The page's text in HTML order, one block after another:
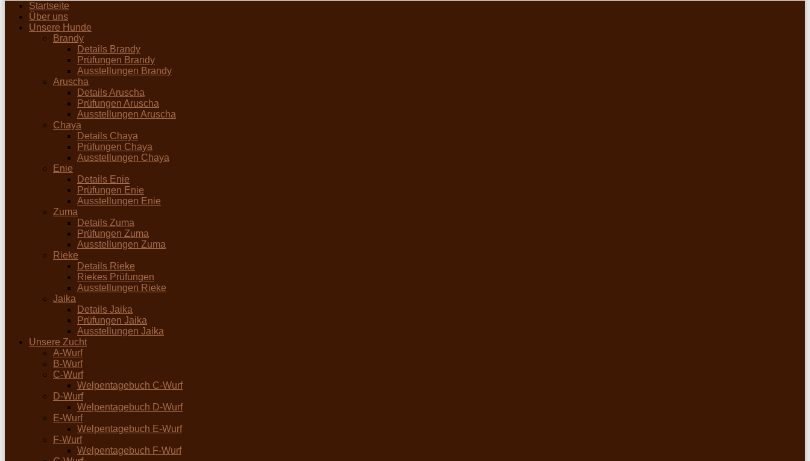
Startseite
Über uns
Unsere Hunde
Brandy
Details Brandy
Prüfungen Brandy
Ausstellungen Brandy
Aruscha
Details Aruscha
Prüfungen Aruscha
Ausstellungen Aruscha
Chaya
Details Chaya
Prüfungen Chaya
Ausstellungen Chaya
Enie
Details Enie
Prüfungen Enie
Ausstellungen Enie
Zuma
Details Zuma
Prüfungen Zuma
Ausstellungen Zuma
Rieke
Details Rieke
Riekes Prüfungen
Ausstellungen Rieke
Jaika
Details Jaika
Prüfungen Jaika
Ausstellungen Jaika
Unsere Zucht
A-Wurf
B-Wurf
C-Wurf
Welpentagebuch C-Wurf
D-Wurf
Welpentagebuch D-Wurf
E-Wurf
Welpentagebuch E-Wurf
F-Wurf
Welpentagebuch F-Wurf